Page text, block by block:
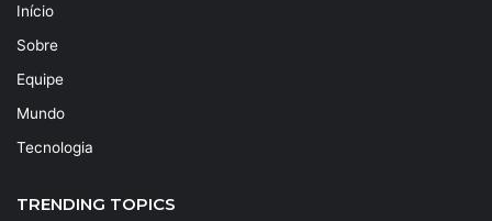
Início
Sobre
Equipe
Mundo
Tecnologia
TRENDING TOPICS